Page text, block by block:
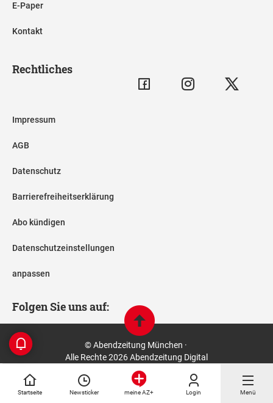
Startseite Newsticker meine AZ+ Login Menü
E-Paper
Kontakt
Rechtliches
Impressum
AGB
Datenschutz
Barrierefreiheitserklärung
Abo kündigen
Datenschutzeinstellungen
anpassen
Folgen Sie uns auf:
© Abendzeitung München ·
Alle Rechte 2026 Abendzeitung Digital